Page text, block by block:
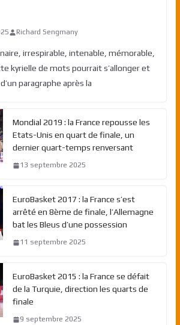
Richard Sengmany
irrespirable, intenable, mémorable,
kyrielle de mots pourrait s’allonger et
paragraphe après la
Mondial 2019 : la France repousse les
Etats-Unis en quart de finale, un
dernier quart-temps renversant
13 septembre 2025
EuroBasket 2017 : la France s’est
arrêté en 8ème de finale, l’Allemagne
bat les Bleus d’une possession
11 septembre 2025
EuroBasket 2015 : la France se défait
de la Turquie, direction les quarts de
finale
9 septembre 2025